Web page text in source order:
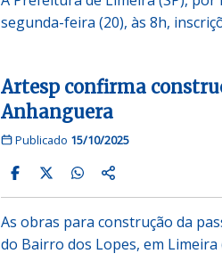
segunda-feira (20), às 8h,
Artesp confirma
Anhanguera
Publicado 15/10/2025
As obras para construção da
do Bairro dos Lopes, em Limeira